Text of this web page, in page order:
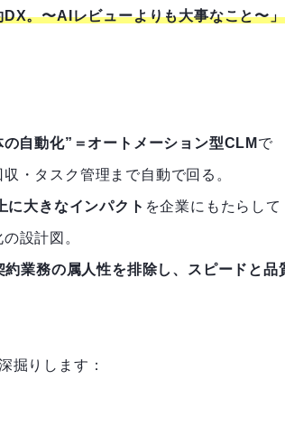
。〜AIレビューよりも大事なこと〜」
の自動化”＝オートメーション型CLM で
・タスク管理まで自動で回る。
大きなインパクト を企業にもたらして
設計図。
業務の属人性を排除し、スピードと品
掘りします：